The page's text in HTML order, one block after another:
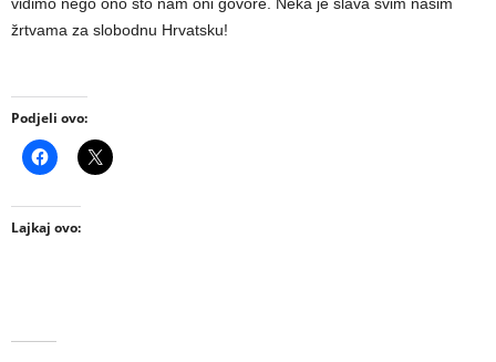
žrtvama za slobodnu Hrvatsku!
Podjeli ovo:
Lajkaj ovo: